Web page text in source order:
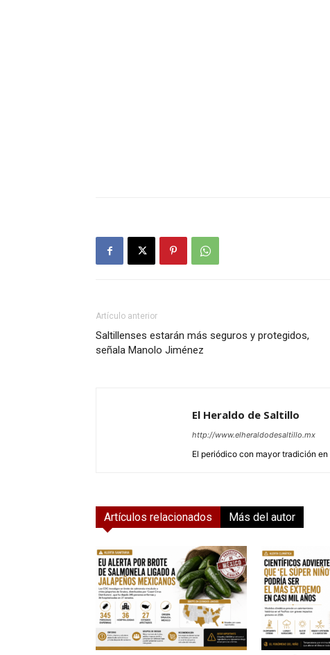
Artículo anterior
Saltillenses estarán más seguros y protegidos,
señala Manolo Jiménez
El Heraldo de Saltillo
http://www.elheraldodesaltillo.mx
El periódico con mayor tradición
Artículos relacionados Más del autor